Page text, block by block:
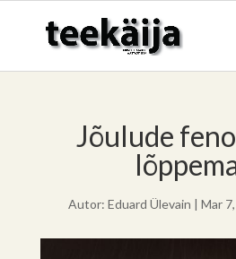
Jõulude
Autor:Eduard Ülevain |Mar